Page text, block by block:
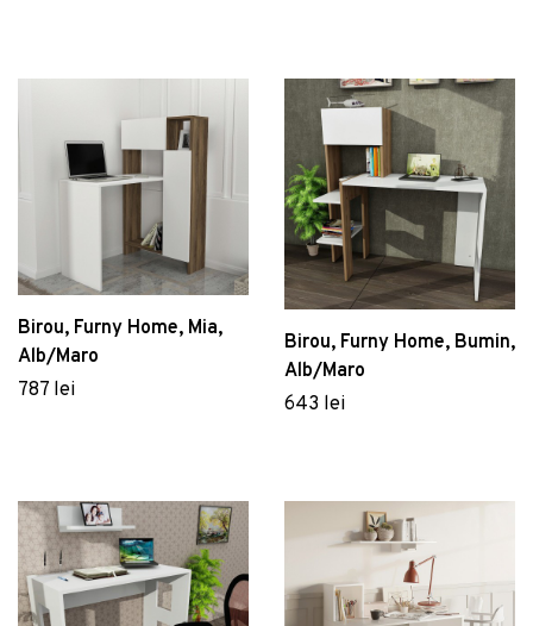
Birou, Furny Home, Mia,
Alb/Maro
787 lei
Birou, Furny Home, Bumin,
Alb/Maro
643 lei